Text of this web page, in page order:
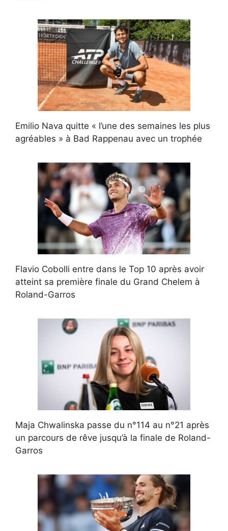
Emilio Nava quitte « l’une des semaines les plus
agréables » à Bad Rappenau avec un trophée
Flavio Cobolli entre dans le Top 10 après avoir
atteint sa première finale du Grand Chelem à
Roland-Garros
Maja Chwalinska passe du n°114 au n°21 après
un parcours de rêve jusqu’à la finale de Roland-
Garros